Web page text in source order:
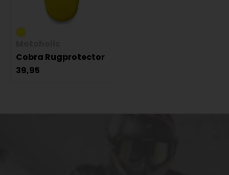
Cobra Rugprotector
39,95